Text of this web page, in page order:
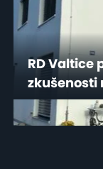
RD Valtice
zkušenosti